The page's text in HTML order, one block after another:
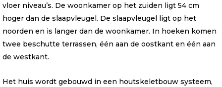
vloer niveau’s. De woonkamer op het zuiden ligt 54 cm
hoger dan de slaapvleugel. De slaapvleugel ligt op het
noorden en is langer dan de woonkamer. In hoeken komen
twee beschutte terrassen, één aan de oostkant en één aan
de westkant.
Het huis wordt gebouwd in een houtskeletbouw systeem,